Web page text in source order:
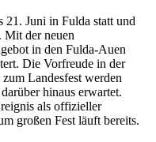
21. Juni in Fulda statt und
Mit der neuen
in den Fulda-Auen
Die Vorfreude in der
Landesfest werden
hinaus erwartet.
als offizieller
großen Fest läuft bereits.